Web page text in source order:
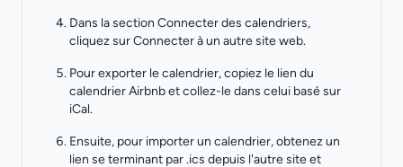
Dans la section Connecter des calendriers,
cliquez sur Connecter à un autre site web.
Pour exporter le calendrier, copiez le lien du
calendrier Airbnb et collez-le dans celui basé sur
iCal.
Ensuite, pour importer un calendrier, obtenez un
lien se terminant par .ics depuis l'autre site et